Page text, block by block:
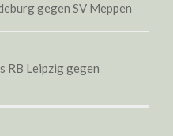
gegen SV Meppen
RB Leipzig gegen